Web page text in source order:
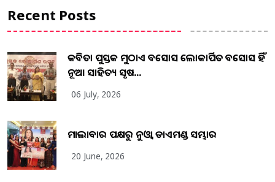
Recent Posts
କବିତା ପୁସ୍ତକ ମୁଠାଏ ଅବସୋସ ଲୋକାର୍ପିତ ଅବସୋସ ହିଁ
ନୂଆ ସାହିତ୍ୟ ସୃଷ...
06 July, 2026
ମାଲାବାର ପକ୍ଷରୁ ନୁଓ୍ବା ଡାଏମଣ୍ଡ ସମ୍ଭାର
20 June, 2026